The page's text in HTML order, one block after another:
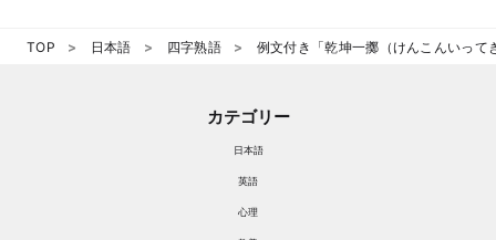
TOP 日本語 四字熟語 例文付き「乾坤一擲（けんこんいっ
カテゴリー
日本語
英語
心理